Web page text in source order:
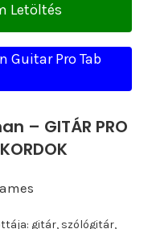
Letöltés
Guitar Pro Tab
– GITÁR PRO
gitár, szólógitár,